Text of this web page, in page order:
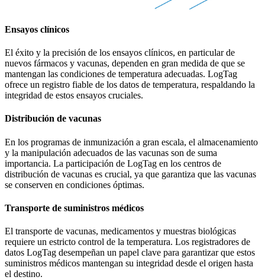
Ensayos clínicos
El éxito y la precisión de los ensayos clínicos, en particular de
nuevos fármacos y vacunas, dependen en gran medida de que se
mantengan las condiciones de temperatura adecuadas. LogTag
ofrece un registro fiable de los datos de temperatura, respaldando la
integridad de estos ensayos cruciales.
Distribución de vacunas
En los programas de inmunización a gran escala, el almacenamiento
y la manipulación adecuados de las vacunas son de suma
importancia. La participación de LogTag en los centros de
distribución de vacunas es crucial, ya que garantiza que las vacunas
se conserven en condiciones óptimas.
Transporte de suministros médicos
El transporte de vacunas, medicamentos y muestras biológicas
requiere un estricto control de la temperatura. Los registradores de
datos LogTag desempeñan un papel clave para garantizar que estos
suministros médicos mantengan su integridad desde el origen hasta
el destino.